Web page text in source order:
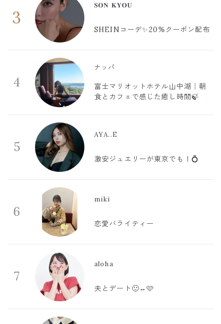
3
𝐒𝐎𝐍 𝐊𝐘𝐎𝐔
SHEINコーデ✨20%クーポン配布
4
ナッパ
富士マリオットホテル山中湖｜朝
食とカフェで感じた癒し時間🍃
5
AYA..E
激安ジュエリーが東京でも！💍
6
miki
恋愛バライティー
7
aloha
夫とデート🙂‍↔️🩷